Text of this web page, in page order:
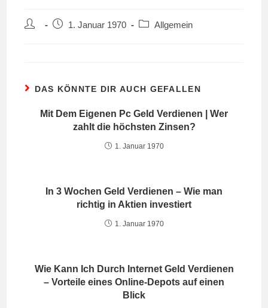
Beitrags-Beitrag1. Januar 1970
Beitrags-
Allgemein
DAS KÖNNTE DIR AUCH GEFALLEN
Mit Dem Eigenen Pc Geld Verdienen | Wer
zahlt die höchsten Zinsen?
1. Januar 1970
In 3 Wochen Geld Verdienen – Wie man
richtig in Aktien investiert
1. Januar 1970
Wie Kann Ich Durch Internet Geld Verdienen
– Vorteile eines Online-Depots auf einen
Blick